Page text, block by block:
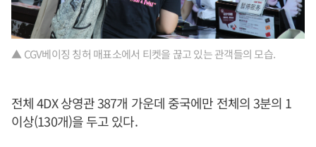
▲ CGV베이징 칭허 매표소에서 티켓을 끊고 있는 관객들의 모습.
전체 4DX 상영관 387개 가운데 중국에만 전체의 3분의 1
이상(130개)을 두고 있다.